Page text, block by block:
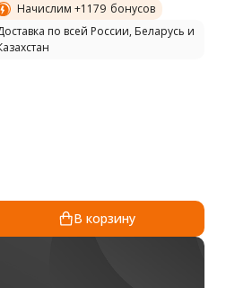
Начислим +1179 бонусов
по всей России, Беларусь и
В корзину